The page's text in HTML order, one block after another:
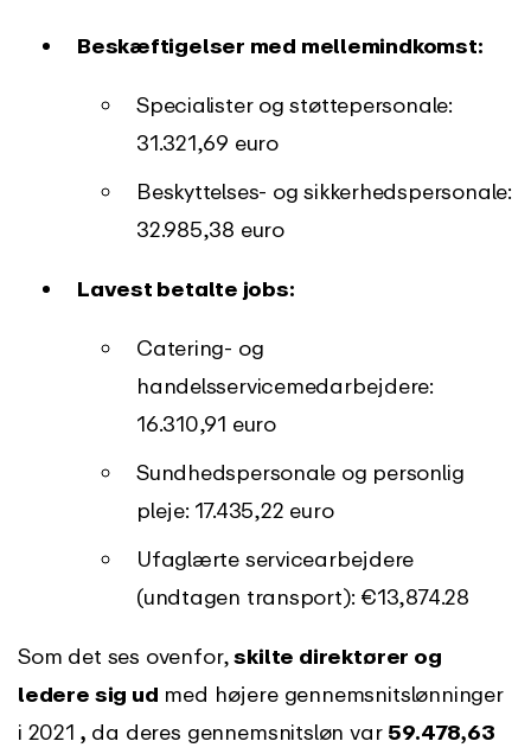
Beskæftigelser med mellemindkomst:
Specialister og støttepersonale:
31.321,69 euro
Beskyttelses- og sikkerhedspersonale:
32.985,38 euro
Lavest betalte jobs:
Catering- og
handelsservicemedarbejdere:
16.310,91 euro
Sundhedspersonale og personlig
pleje: 17.435,22 euro
Ufaglærte servicearbejdere
(undtagen transport): €13,874.28
Som det ses ovenfor,skilte direktører og
ledere sig ud med højere gennemsnitslønninger
i 2021 , da deres gennemsnitsløn var 59.478,63